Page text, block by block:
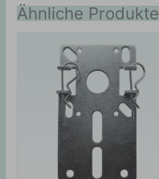
Ähnliche Produkte